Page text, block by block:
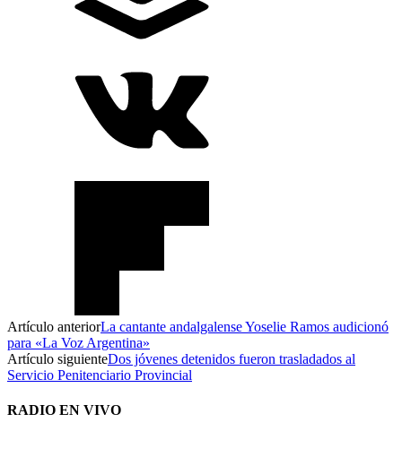
Artículo anteriorLa cantante andalgalense Yoselie Ramos audicionó
para «La Voz Argentina»
Artículo siguienteDos jóvenes detenidos fueron trasladados al
Servicio Penitenciario Provincial
RADIO EN VIVO